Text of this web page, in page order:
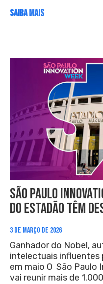
SAIBA MAIS
São Paulo
do Estadão têm
3 DE MARÇO DE 2026
Ganhador do Nobel,
intelectuais
em maio O São Paulo
vai reunir mais de